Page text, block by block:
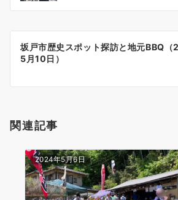
ン
坂戸市歴史スポット探訪と地元BBQ
5月10日）
関連記事
2024年5月6日